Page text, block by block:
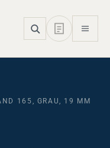
165, GRAU, 19 MM